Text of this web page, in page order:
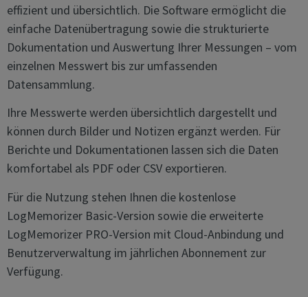
effizient und übersichtlich. Die Software ermöglicht die
einfache Datenübertragung sowie die strukturierte
Dokumentation und Auswertung Ihrer Messungen – vom
einzelnen Messwert bis zur umfassenden
Datensammlung.
Ihre Messwerte werden übersichtlich dargestellt und
können durch Bilder und Notizen ergänzt werden. Für
Berichte und Dokumentationen lassen sich die Daten
komfortabel als PDF oder CSV exportieren.
Für die Nutzung stehen Ihnen die kostenlose
LogMemorizer Basic-Version sowie die erweiterte
LogMemorizer PRO-Version mit Cloud-Anbindung und
Benutzerverwaltung im jährlichen Abonnement zur
Verfügung.